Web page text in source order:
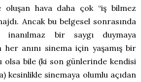
oluşan hava daha çok “iş bilmez
Ancak bu belgesel sonrasında
inanılmaz bir saygı duymaya
her anını sinema için yaşamış bir
olsa bile (ki son günlerinde kendisi
kesinlikle sinemaya olumlu açıdan